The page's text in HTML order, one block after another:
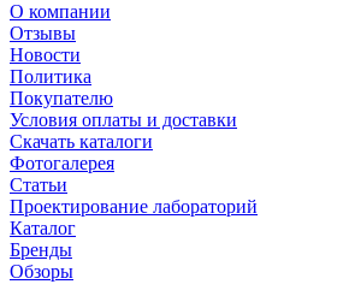
О компании
Отзывы
Новости
Политика
Покупателю
Условия оплаты и доставки
Скачать каталоги
Фотогалерея
Статьи
Проектирование лабораторий
Каталог
Бренды
Обзоры